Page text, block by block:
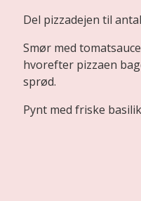
Del pizzadejen til
Smør med
hvorefter pizzaen
sprød.
Pynt med friske